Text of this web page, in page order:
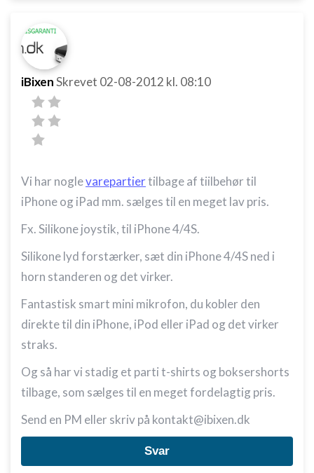
iBixenSkrevet 02-08-2012 kl. 08:10
Vi har noglevarepartiertilbage af tiilbehør til
iPhone og iPad mm. sælges til en meget lav pris.
Fx. Silikone joystik, til iPhone 4/4S.
Silikone lyd forstærker, sæt din iPhone 4/4S ned i
horn standeren og det virker.
Fantastisk smart mini mikrofon, du kobler den
direkte til din iPhone, iPod eller iPad og det virker
straks.
Og så har vi stadig et parti t-shirts og boksershorts
tilbage, som sælges til en meget fordelagtig pris.
Send en PM eller skriv på kontakt@ibixen.dk
Svar